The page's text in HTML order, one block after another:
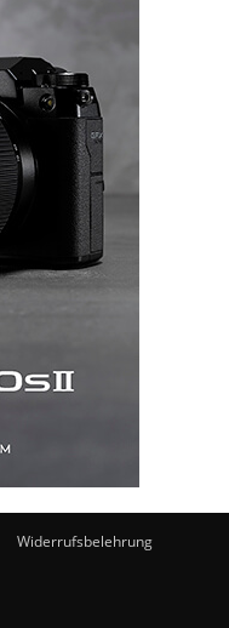
Widerrufsbelehrung